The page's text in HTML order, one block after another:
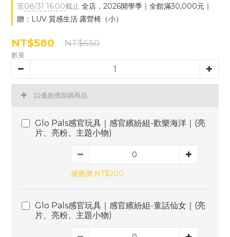
至08/31 16:00截止 全店，2026開學季｜全館滿30,000元｜
贈：LUV 質感生活 露營椅（小）
NT$580 NT$650
數量
以優惠價加購商品
Glo Pals感官玩具｜感官繽紛組-歡樂海洋｜(亮
片、亮粉、主題小物)
優惠價 NT$200
Glo Pals感官玩具｜感官繽紛組-童話仙女｜(亮
片、亮粉、主題小物)